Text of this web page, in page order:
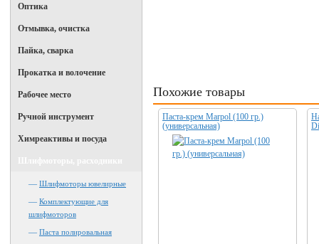
Оптика
Отмывка, очистка
Пайка, сварка
Прокатка и волочение
Рабочее место
Ручной инструмент
Химреактивы и посуда
— Шлифмоторы ювелирные
— Комплектующие для
шлифмоторов
— Паста полировальная
Похожие товары
Паста-крем Marpol (100 гр.)
(универсальная)